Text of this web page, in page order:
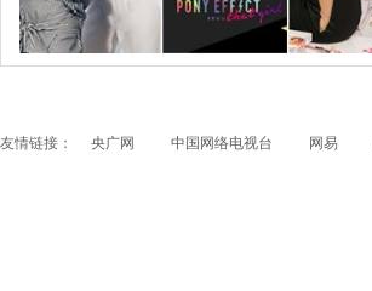
跟随电影去旅行：布拉格 在这里邂逅特工、寻找浪漫
友情链接： 央广网 中国网络电视台 网易